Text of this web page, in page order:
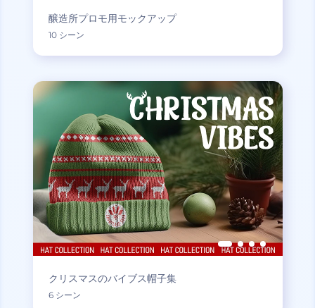
醸造所プロモ用モックアップ
10 シーン
クリスマスのバイブス帽子集
6 シーン